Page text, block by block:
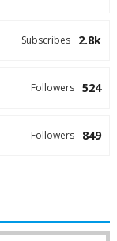
2.8k
Subscribes
524
Followers
849
Followers